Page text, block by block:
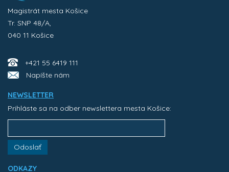
Magistrát mesta Košice
Tr. SNP 48/A,
040 11 Košice
+421 55 6419 111
Napíšte nám
NEWSLETTER
Prihláste sa na odber newslettera mesta Košice:
Odoslať
ODKAZY